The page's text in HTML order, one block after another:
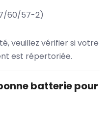
60/57-2)
veuillez vérifier si votre
est répertoriée.
batterie pour